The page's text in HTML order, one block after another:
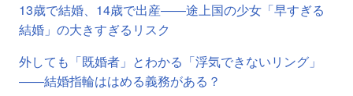
13歳で結婚、14歳で出産――途上国の少女「早すぎる
結婚」の大きすぎるリスク
外しても「既婚者」とわかる「浮気できないリング」
――結婚指輪ははめる義務がある？